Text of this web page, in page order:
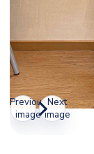
Previous
image
Next
image